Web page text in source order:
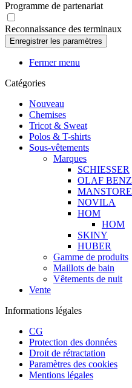
Programme de partenariat
Reconnaissance des terminaux
Fermer menu
Catégories
Nouveau
Chemises
Tricot & Sweat
Polos & T-shirts
Sous-vêtements
Marques
SCHIESSER
OLAF BENZ
MANSTORE
NOVILA
HOM
HOM
SKINY
HUBER
Gamme de produits
Maillots de bain
Vêtements de nuit
Vente
Informations légales
CG
Protection des données
Droit de rétractation
Paramètres des cookies
Mentions légales